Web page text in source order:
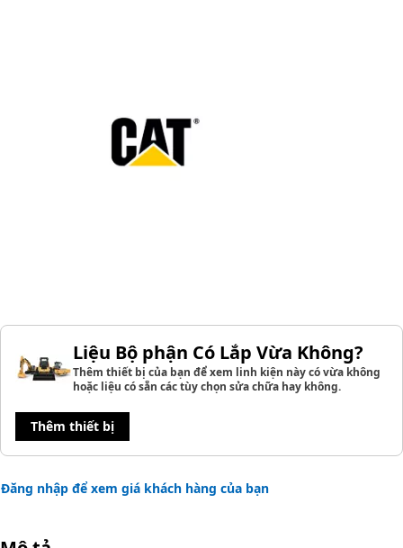
Liệu Bộ phận Có Lắp Vừa Không?
Thêm thiết bị của bạn để xem linh kiện này có vừa không
hoặc liệu có sẵn các tùy chọn sửa chữa hay không.
Thêm thiết bị
Đăng nhập để xem giá khách hàng của bạn